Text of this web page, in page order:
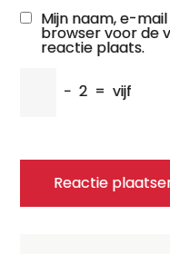
Mijn naam, e-
browser voor de
reactie plaats.
− 2 = vijf